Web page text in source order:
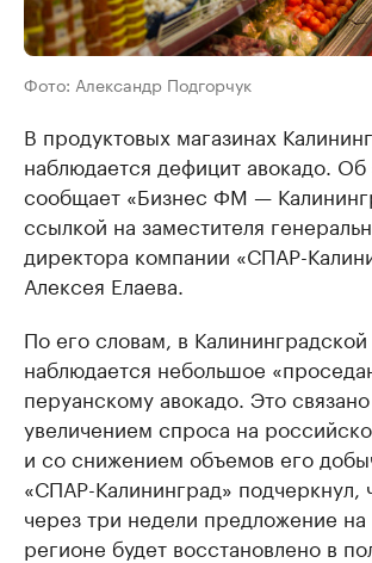
Фото: Александр Подгорчук
В продуктовых магазинах
наблюдается дефицит авокадо. Об
сообщает «Бизнес ФМ —
ссылкой на заместителя
директора компании «СПАР-
Алексея Елаева.
По его словам, в Калининградской
наблюдается небольшое
перуанскому авокадо. Это
увеличением спроса на
и со снижением объемов его
«СПАР-Калининград» подчеркнул,
через три недели предложение на
регионе будет восстановлено в